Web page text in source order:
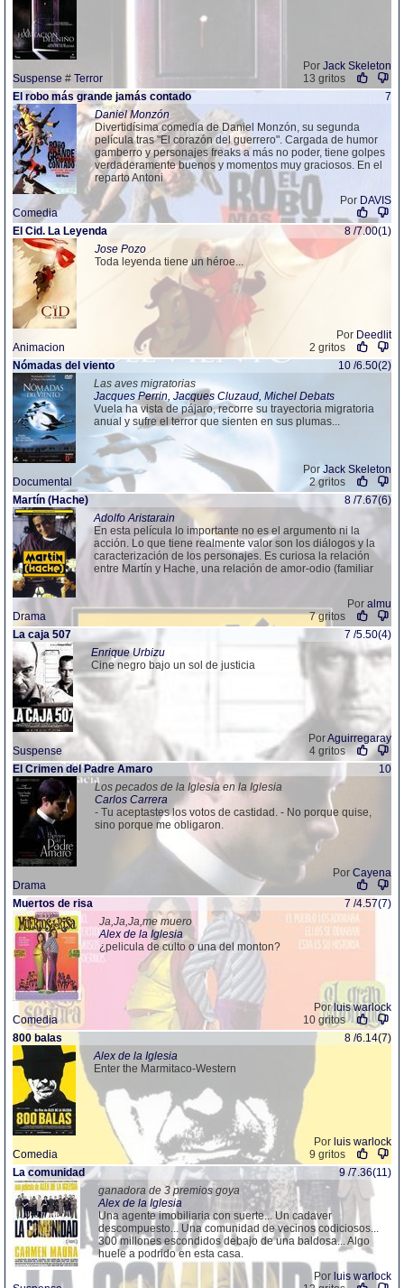
Por Jack Skeleton
Suspense # Terror
13 gritos
El robo más grande jamás contado
7
Daniel Monzón
Divertidísima comedia de Daniel Monzón, su segunda
película tras "El corazón del guerrero". Cargada de humor
gamberro y personajes freaks a más no poder, tiene golpes
verdaderamente buenos y momentos muy graciosos. En el
reparto Antoni
Por DAVIS
Comedia
El Cid. La Leyenda
8 /7.00(1)
Jose Pozo
Toda leyenda tiene un héroe...
Por Deedlit
Animacion
2 gritos
Nómadas del viento
10 /6.50(2)
Las aves migratorias
Jacques Perrin, Jacques Cluzaud, Michel Debats
Vuela ha vista de pájaro, recorre su trayectoria migratoria
anual y sufre el terror que sienten en sus plumas...
Por Jack Skeleton
Documental
2 gritos
Martín (Hache)
8 /7.67(6)
Adolfo Aristarain
En esta película lo importante no es el argumento ni la
acción. Lo que tiene realmente valor son los diálogos y la
caracterización de los personajes. Es curiosa la relación
entre Martín y Hache, una relación de amor-odio (familiar
Por almu
Drama
7 gritos
La caja 507
7 /5.50(4)
Enrique Urbizu
Cine negro bajo un sol de justicia
PorAguirregaray
Suspense
4 gritos
El Crimen del Padre Amaro
10
Los pecados de la Iglesia en la Iglesia
Carlos Carrera
- Tu aceptastes los votos de castidad. - No porque quise,
sino porque me obligaron.
Por Cayena
Drama
Muertos de risa
7 /4.57(7)
Ja,Ja,Ja,me muero
Alex de la Iglesia
¿pelicula de culto o una del monton?
Porluis warlock
Comedia
10 gritos
800 balas
8 /6.14(7)
Alex de la Iglesia
Enter the Marmitaco-Western
Por luis warlock
Comedia
9 gritos
La comunidad
9 /7.36(11)
ganadora de 3 premios goya
Alex de la Iglesia
Una agente imobiliaria con suerte... Un cadaver
descompuesto... Una comunidad de vecinos codiciosos...
300 millones escondidos debajo de una baldosa... Algo
huele a podrido en esta casa.
Por luis warlock